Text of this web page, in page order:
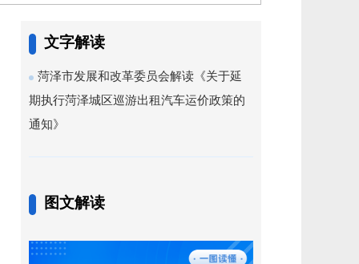
文字解读
菏泽市发展和改革委员会解读《关于延
期执行菏泽城区巡游出租汽车运价政策的
通知》
图文解读